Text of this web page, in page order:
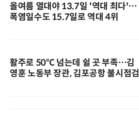
올여름 열대야 13.7일 '역대 최다'…
폭염일수도 15.7일로 역대 4위
활주로 50℃ 넘는데 쉴 곳 부족…김
영훈 노동부 장관, 김포공항 불시점검